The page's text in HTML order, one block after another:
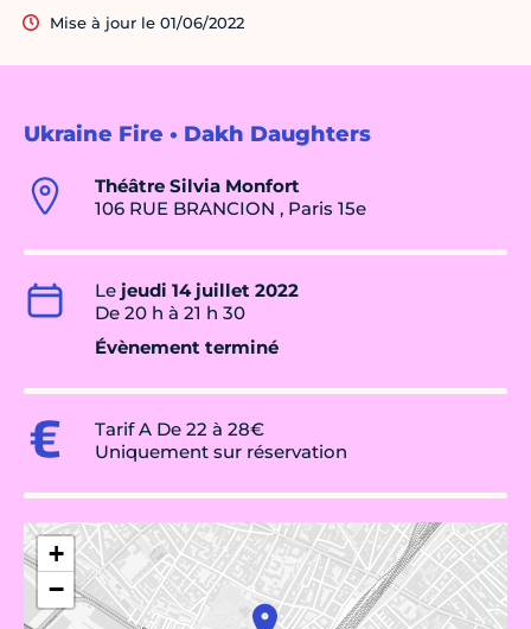
Ukraine Fire • Dakh Daughters
Théâtre Silvia Monfort
106 RUE BRANCION , Paris 15e
Le jeudi 14 juillet 2022
De 20 h à 21 h 30
Évènement terminé
Tarif A De 22 à 28€
Uniquement sur réservation
+
−
Mise à jour le 01/06/2022